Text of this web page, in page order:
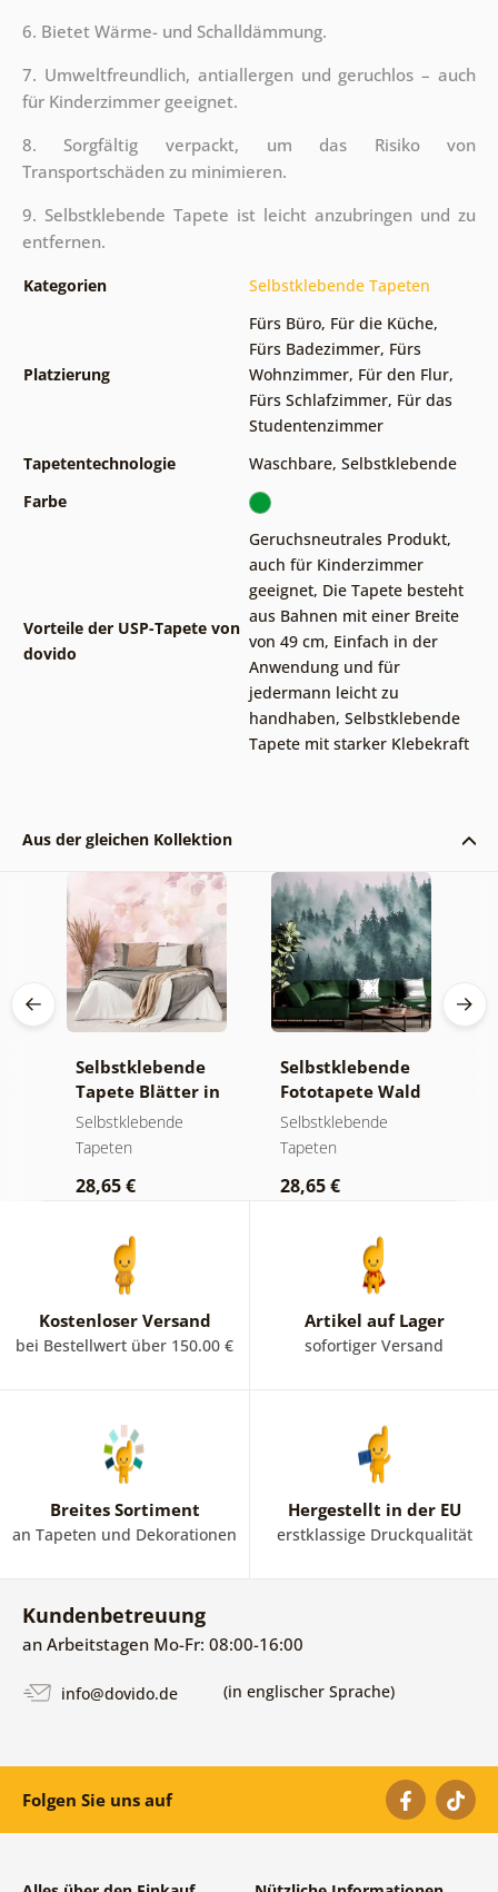
6. Bietet Wärme- und Schalldämmung.
7. Umweltfreundlich, antiallergen und geruchlos – auch
für Kinderzimmer geeignet.
8. Sorgfältig verpackt, um das Risiko von
Transportschäden zu minimieren.
9. Selbstklebende Tapete ist leicht anzubringen und zu
entfernen.
Kategorien Selbstklebende Tapeten
Platzierung
Fürs Büro, Für die Küche,
Fürs Badezimmer, Fürs
Wohnzimmer, Für den Flur,
Fürs Schlafzimmer, Für das
Studentenzimmer
Tapetentechnologie
Waschbare, Selbstklebende
Farbe
Vorteile der USP-Tapete von
dovido
Geruchsneutrales Produkt,
auch für Kinderzimmer
geeignet, Die Tapete besteht
aus Bahnen mit einer Breite
von 49 cm, Einfach in der
Anwendung und für
jedermann leicht zu
handhaben, Selbstklebende
Tapete mit starker Klebekraft
Aus der gleichen Kollektion
Selbstklebende
Tapete Blätter in
Pastelltönen
Selbstklebende
Tapeten
28,65 €
Selbstklebende
Fototapete Wald
im Nebel
Selbstklebende
Tapeten
28,65 €
Kostenloser Versand
bei Bestellwert über 150.00 €
Artikel auf Lager
sofortiger Versand
Breites Sortiment
an Tapeten und Dekorationen
Hergestellt in der EU
erstklassige Druckqualität
Kundenbetreuung
an Arbeitstagen Mo-Fr: 08:00-16:00
info@dovido.de (in englischer Sprache)
Folgen Sie uns auf